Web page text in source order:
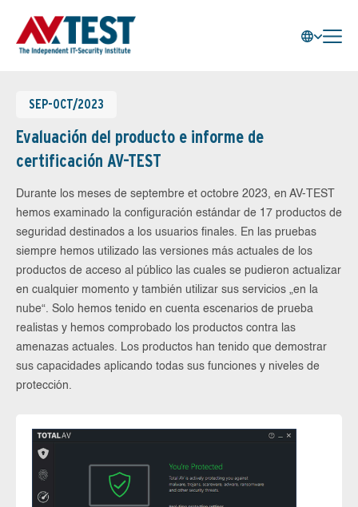
SEP-OCT/2023
Evaluación del producto e informe de
certificación AV-TEST
Durante los meses de septembre et octobre 2023, en AV-TEST
hemos examinado la configuración estándar de 17 productos de
seguridad destinados a los usuarios finales. En las pruebas
siempre hemos utilizado las versiones más actuales de los
productos de acceso al público las cuales se pudieron actualizar
en cualquier momento y también utilizar sus servicios „en la
nube“. Solo hemos tenido en cuenta escenarios de prueba
realistas y hemos comprobado los productos contra las
amenazas actuales. Los productos han tenido que demostrar
sus capacidades aplicando todas sus funciones y niveles de
protección.